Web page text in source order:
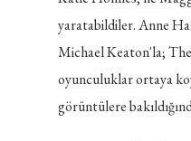
yaratabildiler. Anne
Michael Keaton'la;
oyunculuklar ortaya
görüntülere